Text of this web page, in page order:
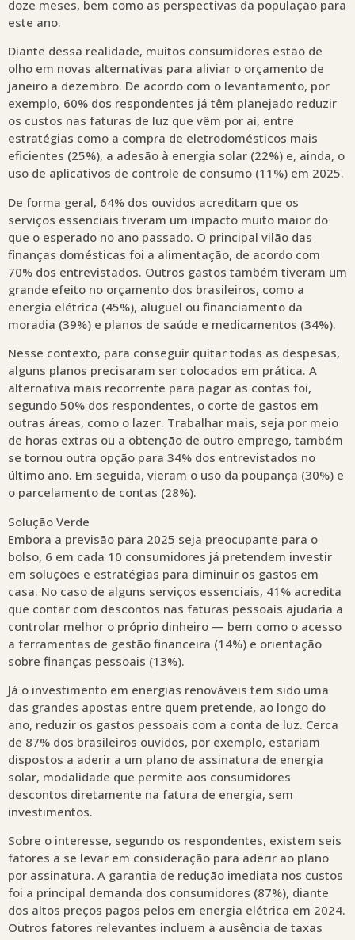
doze meses, bem como as perspectivas da população para
este ano.
Diante dessa realidade, muitos consumidores estão de
olho em novas alternativas para aliviar o orçamento de
janeiro a dezembro. De acordo com o levantamento, por
exemplo, 60% dos respondentes já têm planejado reduzir
os custos nas faturas de luz que vêm por aí, entre
estratégias como a compra de eletrodomésticos mais
eficientes (25%), a adesão à energia solar (22%) e, ainda, o
uso de aplicativos de controle de consumo (11%) em 2025.
De forma geral, 64% dos ouvidos acreditam que os
serviços essenciais tiveram um impacto muito maior do
que o esperado no ano passado. O principal vilão das
finanças domésticas foi a alimentação, de acordo com
70% dos entrevistados. Outros gastos também tiveram um
grande efeito no orçamento dos brasileiros, como a
energia elétrica (45%), aluguel ou financiamento da
moradia (39%) e planos de saúde e medicamentos (34%).
Nesse contexto, para conseguir quitar todas as despesas,
alguns planos precisaram ser colocados em prática. A
alternativa mais recorrente para pagar as contas foi,
segundo 50% dos respondentes, o corte de gastos em
outras áreas, como o lazer. Trabalhar mais, seja por meio
de horas extras ou a obtenção de outro emprego, também
se tornou outra opção para 34% dos entrevistados no
último ano. Em seguida, vieram o uso da poupança (30%) e
o parcelamento de contas (28%).
Solução Verde
Embora a previsão para 2025 seja preocupante para o
bolso, 6 em cada 10 consumidores já pretendem investir
em soluções e estratégias para diminuir os gastos em
casa. No caso de alguns serviços essenciais, 41% acredita
que contar com descontos nas faturas pessoais ajudaria a
controlar melhor o próprio dinheiro — bem como o acesso
a ferramentas de gestão financeira (14%) e orientação
sobre finanças pessoais (13%).
Já o investimento em energias renováveis tem sido uma
das grandes apostas entre quem pretende, ao longo do
ano, reduzir os gastos pessoais com a conta de luz. Cerca
de 87% dos brasileiros ouvidos, por exemplo, estariam
dispostos a aderir a um plano de assinatura de energia
solar, modalidade que permite aos consumidores
descontos diretamente na fatura de energia, sem
investimentos.
Sobre o interesse, segundo os respondentes, existem seis
fatores a se levar em consideração para aderir ao plano
por assinatura. A garantia de redução imediata nos custos
foi a principal demanda dos consumidores (87%), diante
dos altos preços pagos pelos em energia elétrica em 2024.
Outros fatores relevantes incluem a ausência de taxas